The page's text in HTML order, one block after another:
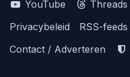
YouTube
Threads
Privacybeleid
RSS-feeds
Contact / Adverteren